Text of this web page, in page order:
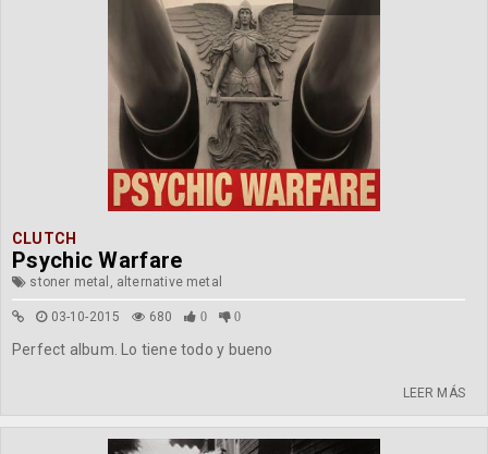
CLUTCH
Psychic Warfare
stoner metal, alternative metal
03-10-2015 680 0 0
Perfect album. Lo tiene todo y bueno
LEER MÁS